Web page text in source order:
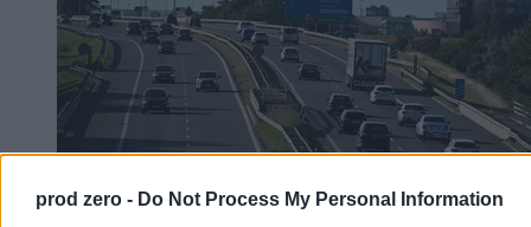
prod zero - Do Not Process My Personal Information